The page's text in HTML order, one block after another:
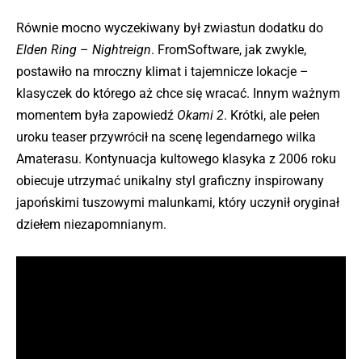
Równie mocno wyczekiwany był zwiastun dodatku do
Elden Ring – Nightreign. FromSoftware, jak zwykle,
postawiło na mroczny klimat i tajemnicze lokacje –
klasyczek do którego aż chce się wracać. Innym ważnym
momentem była zapowiedź Okami 2. Krótki, ale pełen
uroku teaser przywrócił na scenę legendarnego wilka
Amaterasu. Kontynuacja kultowego klasyka z 2006 roku
obiecuje utrzymać unikalny styl graficzny inspirowany
japońskimi tuszowymi malunkami, który uczynił oryginał
dziełem niezapomnianym.